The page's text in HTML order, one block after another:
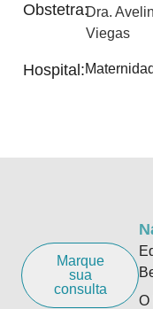
Obstetra:Dra.
Viegas
Hospital:
Marque
sua
consulta
O